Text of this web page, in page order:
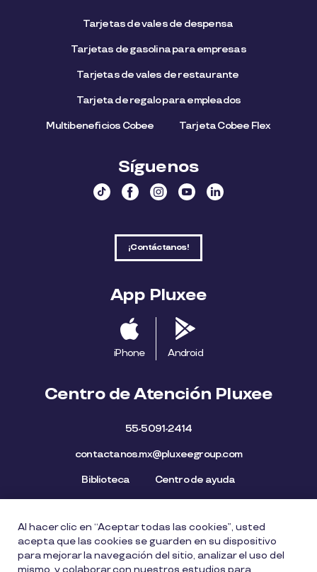
Tarjetas de vales de despensa
Tarjetas de gasolina para empresas
Tarjetas de vales de restaurante
Tarjeta de regalo para empleados​
Multibeneficios Cobee Tarjeta Cobee Flex
Síguenos
¡Contáctanos!
App Pluxee
iPhone Android
Centro de Atención Pluxee
55-5091-2414
contactanos.mx@pluxeegroup.com
Biblioteca Centro de ayuda
Mapa del Sitio Aviso de privacidad Política de cookies
Licencia de Uso de Marca Política de Denuncia
Al hacer clic en “Aceptar todas las cookies”, usted
acepta que las cookies se guarden en su dispositivo
para mejorar la navegación del sitio, analizar el uso del
mismo, y colaborar con nuestros estudios para